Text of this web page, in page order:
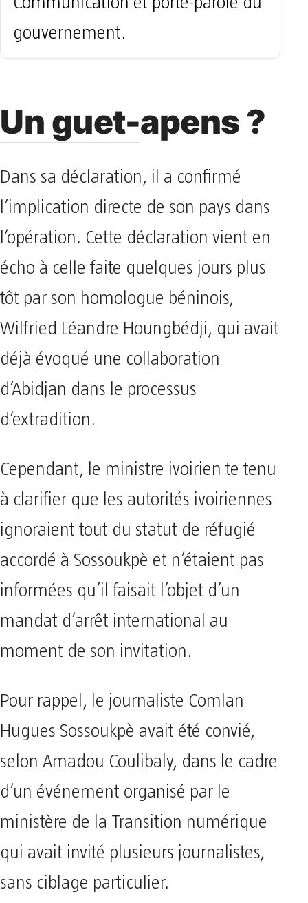
gouvernement.
Un guet-apens ?
Dans sa déclaration, il a confirmé
l’implication directe de son pays dans
l’opération. Cette déclaration vient en
écho à celle faite quelques jours plus
tôt par son homologue béninois,
Wilfried Léandre Houngbédji, qui avait
déjà évoqué une collaboration
d’Abidjan dans le processus
d’extradition.
Cependant, le ministre ivoirien te tenu
à clarifier que les autorités ivoiriennes
ignoraient tout du statut de réfugié
accordé à Sossoukpè et n’étaient pas
informées qu’il faisait l’objet d’un
mandat d’arrêt international au
moment de son invitation.
Pour rappel, le journaliste Comlan
Hugues Sossoukpè avait été convié,
selon Amadou Coulibaly, dans le cadre
d’un événement organisé par le
ministère de la Transition numérique
qui avait invité plusieurs journalistes,
sans ciblage particulier.